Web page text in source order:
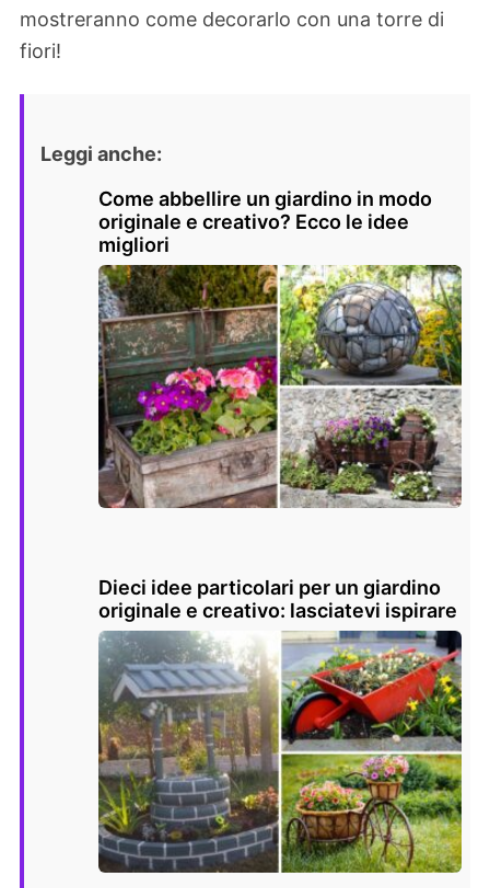
mostreranno come decorarlo con una torre di
fiori!
Leggi anche:
Come abbellire un giardino in modo
originale e creativo? Ecco le idee
migliori
Dieci idee particolari per un giardino
originale e creativo: lasciatevi ispirare